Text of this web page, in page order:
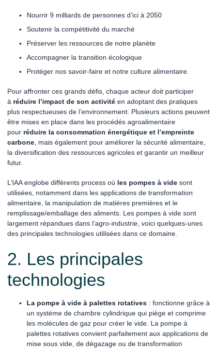
Nourrir 9 milliards de personnes d’ici à 2050
Soutenir la compétitivité du marché
Préserver les ressources de notre planète
Accompagner la transition écologique
Protéger nos savoir-faire et notre culture alimentaire.
Pour affronter ces grands défis, chaque acteur doit participer
à réduire l’impact de son activité en adoptant des pratiques
plus respectueuses de l’environnement. Plusieurs actions peuvent
être mises en place dans les procédés agroalimentaire
pour réduire la consommation énergétique et l’empreinte
carbone , mais également pour améliorer la sécurité alimentaire,
la diversification des ressources agricoles et garantir un meilleur
futur.
L’IAA englobe différents process où les pompes à vide sont
utilisées, notamment dans les applications de transformation
alimentaire, la manipulation de matières premières et le
remplissage/emballage des aliments. Les pompes à vide sont
largement répandues dans l’agro-industrie, voici quelques-unes
des principales technologies utilisées dans ce domaine.
2. Les principales
technologies
La pompe à vide à palettes rotatives : fonctionne grâce à
un système de chambre cylindrique qui piège et comprime
les molécules de gaz pour créer le vide. La pompe à
palettes rotatives convient parfaitement aux applications de
mise sous vide, de dégazage ou de transformation